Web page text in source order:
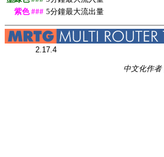
紫色 ### 5分鐘最大流出量
2.17.4
中文化作者